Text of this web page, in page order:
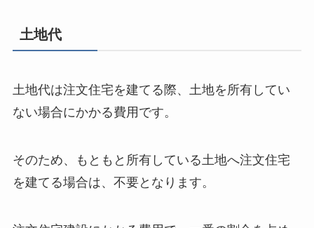
土地代
土地代は注文住宅を建てる際、土地を所有してい
ない場合にかかる費用です。
そのため、もともと所有している土地へ注文住宅
を建てる場合は、不要となります。